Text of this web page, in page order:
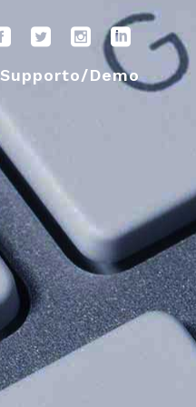
Supporto/Demo